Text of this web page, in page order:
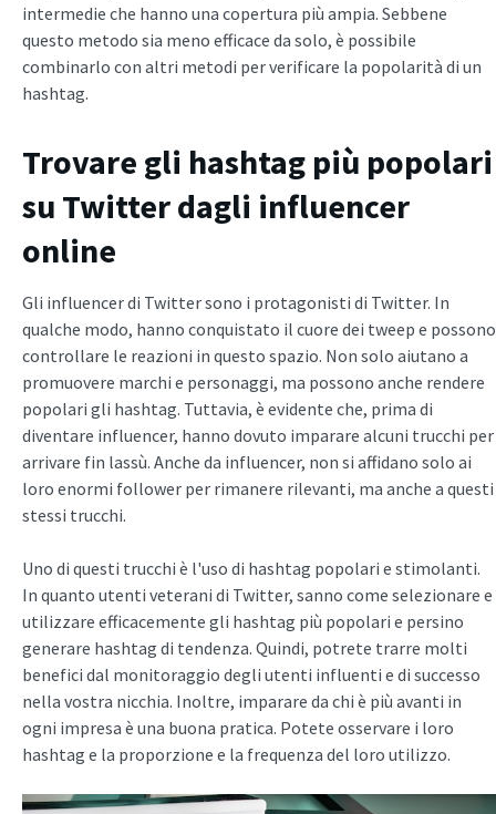
intermedie che hanno una copertura più ampia. Sebbene
questo metodo sia meno efficace da solo, è possibile
combinarlo con altri metodi per verificare la popolarità di un
hashtag.
Trovare gli hashtag più popolari
su Twitter dagli influencer
online
Gli influencer di Twitter sono i protagonisti di Twitter. In
qualche modo, hanno conquistato il cuore dei tweep e possono
controllare le reazioni in questo spazio. Non solo aiutano a
promuovere marchi e personaggi, ma possono anche rendere
popolari gli hashtag. Tuttavia, è evidente che, prima di
diventare influencer, hanno dovuto imparare alcuni trucchi per
arrivare fin lassù. Anche da influencer, non si affidano solo ai
loro enormi follower per rimanere rilevanti, ma anche a questi
stessi trucchi.
Uno di questi trucchi è l'uso di hashtag popolari e stimolanti.
In quanto utenti veterani di Twitter, sanno come selezionare e
utilizzare efficacemente gli hashtag più popolari e persino
generare hashtag di tendenza. Quindi, potrete trarre molti
benefici dal monitoraggio degli utenti influenti e di successo
nella vostra nicchia. Inoltre, imparare da chi è più avanti in
ogni impresa è una buona pratica. Potete osservare i loro
hashtag e la proporzione e la frequenza del loro utilizzo.